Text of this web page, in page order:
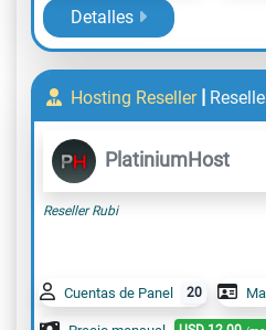
Detalles
Hosting Reseller |
PlatiniumHost
Reseller Rubi
Cuentas de Panel 20